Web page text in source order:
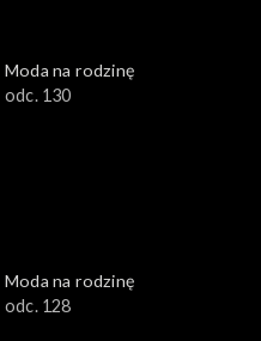
Moda na rodzinę
odc. 130
Moda na rodzinę
odc. 128